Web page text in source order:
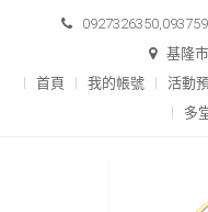
content
基隆
首頁
我的帳號 活動
多